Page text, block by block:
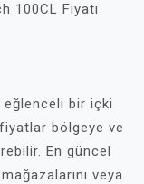
100CL Fiyatı
eğlenceli bir içki
bölgeye ve
En güncel
veya